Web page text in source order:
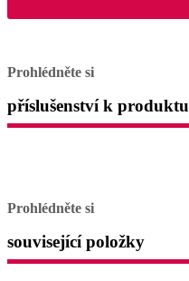
Prohlédněte si
příslušenství k produktu
Prohlédněte si
související položky